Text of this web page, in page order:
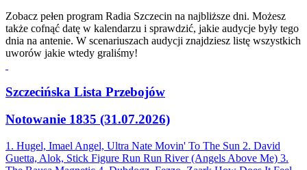
Zobacz pełen program Radia Szczecin na najbliższe dni. Możesz
także cofnąć datę w kalendarzu i sprawdzić, jakie audycje były tego
dnia na antenie. W scenariuszach audycji znajdziesz listę wszystkich
uworów jakie wtedy graliśmy!
Szczecińska Lista Przebojów
Notowanie 1835 (31.07.2026)
1. Hugel, Imael Angel, Ultra Nate Movin' To The Sun 2. David
Guetta, Alok, Stick Figure Run Run River (Angels Above Me) 3.